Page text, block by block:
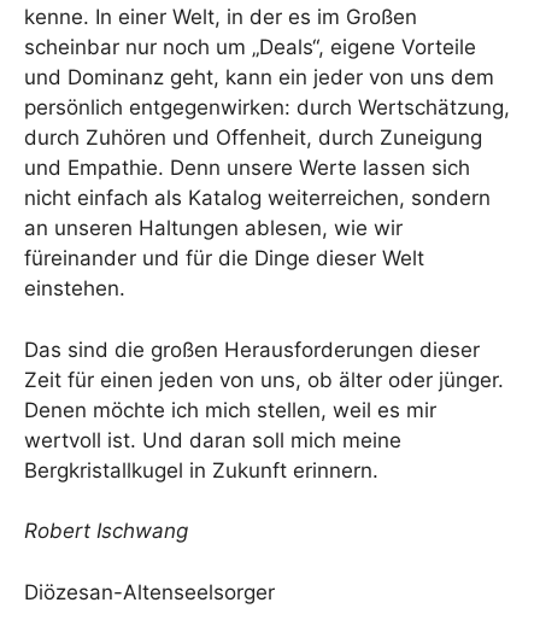
kenne. In einer Welt, in der es im Großen
scheinbar nur noch um „Deals“, eigene Vorteile
und Dominanz geht, kann ein jeder von uns dem
persönlich entgegenwirken: durch Wertschätzung,
durch Zuhören und Offenheit, durch Zuneigung
und Empathie. Denn unsere Werte lassen sich
nicht einfach als Katalog weiterreichen, sondern
an unseren Haltungen ablesen, wie wir
füreinander und für die Dinge dieser Welt
einstehen.
Das sind die großen Herausforderungen dieser
Zeit für einen jeden von uns, ob älter oder jünger.
Denen möchte ich mich stellen, weil es mir
wertvoll ist. Und daran soll mich meine
Bergkristallkugel in Zukunft erinnern.
Robert Ischwang
Diözesan-Altenseelsorger